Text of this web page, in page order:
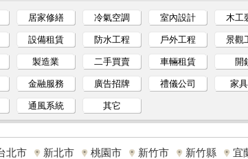
居家修繕 冷氣空調 室內設計 木工
設備租賃 防水工程 戶外工程 景觀
製造業 二手買賣 車輛租賃 開
金融服務 廣告招牌 禮儀公司 家
通風系統 其它
北市 新北市 桃園市 新竹市 新竹縣 宜